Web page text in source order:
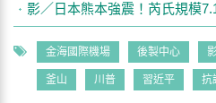
影／日本熊本強震！芮氏規模
金海國際機場 後製中心
釜山 川普 習近平 抗